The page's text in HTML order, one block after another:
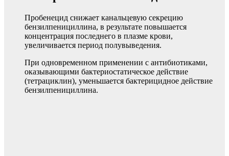
Пробенецид снижает канальцевую секрецию
бензилпенициллина, в результате повышается
концентрация последнего в плазме крови,
увеличивается период полувыведения.
При одновременном применении с антибиотиками,
оказывающими бактериостатическое действие
(тетрациклин), уменьшается бактерицидное действие
бензилпенициллина.